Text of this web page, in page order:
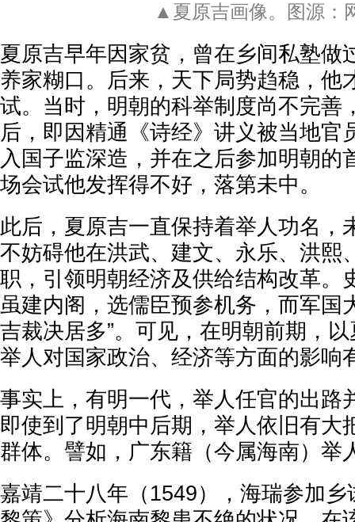
▲夏原吉画像。图源：
夏原吉早年因家贫，曾在乡间私塾做
养家糊口。后来，天下局势趋稳，他
试。当时，明朝的科举制度尚不完善
后，即因精通《诗经》讲义被当地官
入国子监深造，并在之后参加明朝的
场会试他发挥得不好，落第未中。
此后，夏原吉一直保持着举人功名，
不妨碍他在洪武、建文、永乐、洪熙
职，引领明朝经济及供给结构改革。
虽建内阁，选儒臣预参机务，而军国
吉裁决居多”。可见，在明朝前期，
举人对国家政治、经济等方面的影响
事实上，有明一代，举人任官的出路
即使到了明朝中后期，举人依旧有大
群体。譬如，广东籍（今属海南）举
嘉靖二十八年（1549），海瑞参加